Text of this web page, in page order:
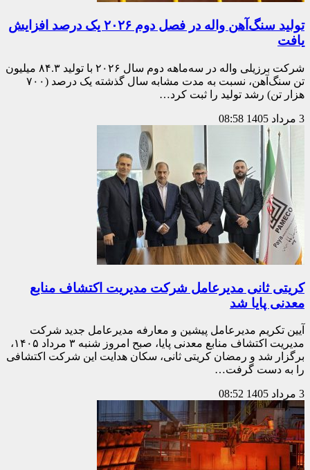
تولید سنگ‌آهن واله در فصل دوم ۲۰۲۶ یک درصد افزایش
یافت
شرکت برزیلی واله در سه‌ماهه دوم سال ۲۰۲۶ با تولید ۸۴.۳ میلیون
تن سنگ‌آهن، نسبت به مدت مشابه سال گذشته یک درصد (۷۰۰
هزار تن) رشد تولید را ثبت کرد…
3 مرداد 1405 08:58
کریتی ثانی مدیرعامل شرکت مدیریت اکتشاف منابع
معدنی پایا شد
آیین تکریم مدیرعامل پیشین و معارفه مدیرعامل جدید شرکت
مدیریت اکتشاف منابع معدنی پایا، صبح امروز شنبه ۳ مرداد ۱۴۰۵،
برگزار شد و رمضان کریتی ثانی، سکان هدایت این شرکت اکتشافی
را به دست گرفت…
3 مرداد 1405 08:52